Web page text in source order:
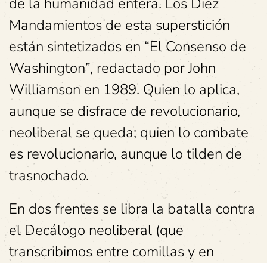
Mandamientos de esta superstición
están sintetizados en “El Consenso de
Washington”, redactado por John
Williamson en 1989. Quien lo aplica,
aunque se disfrace de revolucionario,
neoliberal se queda; quien lo combate
es revolucionario, aunque lo tilden de
trasnochado.
En dos frentes se libra la batalla contra
el Decálogo neoliberal (que
transcribimos entre comillas y en